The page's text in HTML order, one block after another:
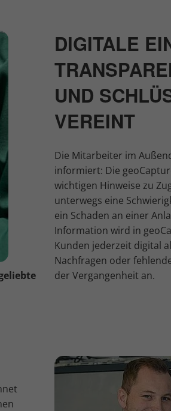
DIGITALE
UND
VEREINT
Die Mitarbeiter im
informiert: Die
wichtigen Hinweise zu
unterwegs eine
ein Schaden an einer
Information wird in
Kunden jederzeit digital
Nachfragen oder
der Vergangenheit an.